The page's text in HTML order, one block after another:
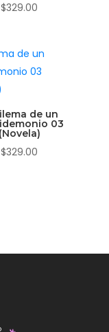
$329.00
de un
03
(Novela)
$329.00